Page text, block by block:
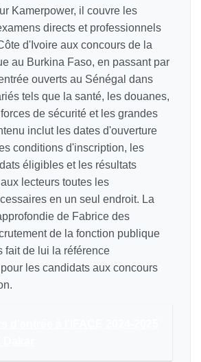
Kamerpower, il couvre les
directs et professionnels
d'Ivoire aux concours de la
au Burkina Faso, en passant par
ouverts au Sénégal dans
tels que la santé, les douanes,
de sécurité et les grandes
inclut les dates d'ouverture
conditions d'inscription, les
éligibles et les résultats
lecteurs toutes les
en un seul endroit. La
de Fabrice des
de la fonction publique
fait de lui la référence
les candidats aux concours